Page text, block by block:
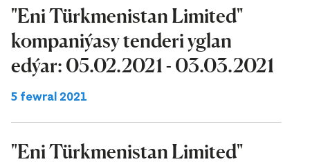
"Eni Türkmenistan Limited"
kompaniýasy tenderi yglan
edýar: 05.02.2021 - 03.03.2021
5 fewral 2021
"Eni Türkmenistan Limited"